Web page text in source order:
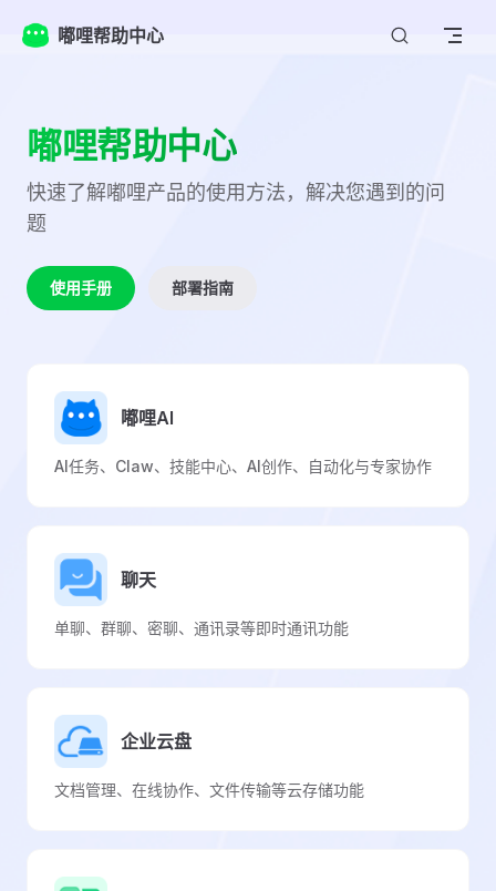
Skip to content
嘟哩帮助中心
嘟哩帮助中心
快速了解嘟哩产品的使用方法，解决您遇到的问
题
使用手册 部署指南
嘟哩AI
AI任务、Claw、技能中心、AI创作、自动化与专家协作
聊天
单聊、群聊、密聊、通讯录等即时通讯功能
企业云盘
文档管理、在线协作、文件传输等云存储功能